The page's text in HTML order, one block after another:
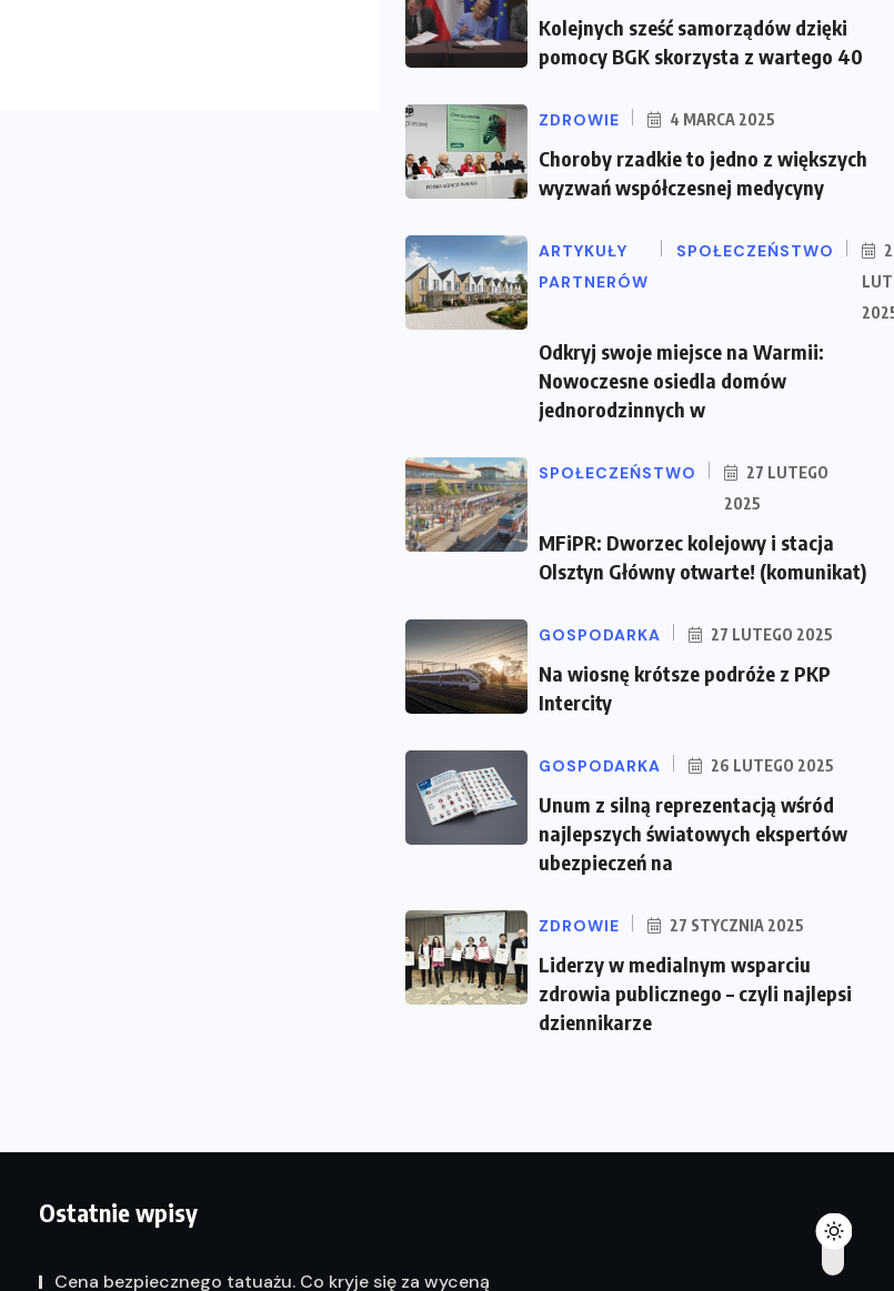
Kolejnych sześć samorządów dzięki
pomocy BGK skorzysta z wartego 40
ZDROWIE 4 MARCA 2025
Choroby rzadkie to jedno z większych
wyzwań współczesnej medycyny
ARTYKUŁY
PARTNERÓW
SPOŁECZEŃSTWO
Odkryj swoje miejsce na Warmii:
Nowoczesne osiedla domów
jednorodzinnych w
SPOŁECZEŃSTWO
27 LUTEGO
2025
MFiPR: Dworzec kolejowy i stacja
Olsztyn Główny otwarte! (komunikat)
GOSPODARKA 27 LUTEGO 2025
Na wiosnę krótsze podróże z PKP
Intercity
GOSPODARKA 26 LUTEGO 2025
Unum z silną reprezentacją wśród
najlepszych światowych ekspertów
ubezpieczeń na
ZDROWIE 27 STYCZNIA 2025
Liderzy w medialnym wsparciu
zdrowia publicznego – czyli najlepsi
dziennikarze
Ostatnie wpisy
Cena bezpiecznego tatuażu. Co kryje się za wyceną